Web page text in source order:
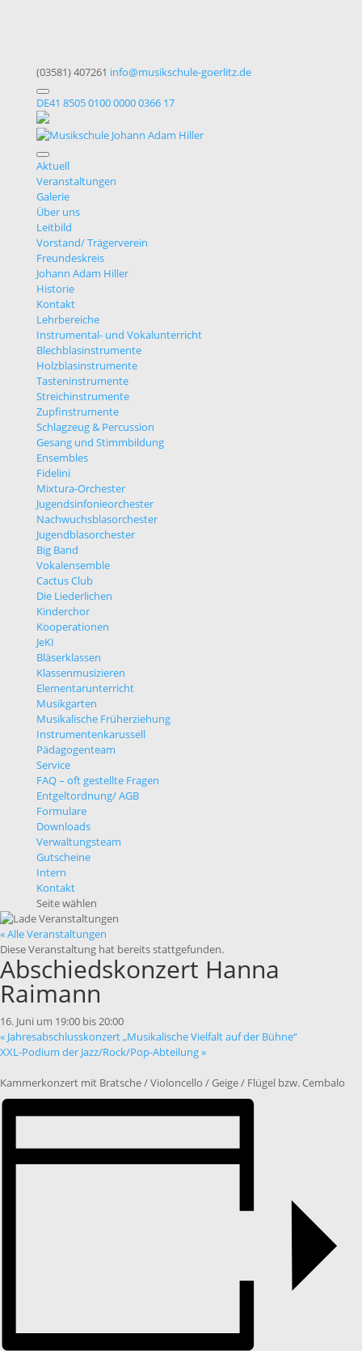
(03581) 407261 info@musikschule-goerlitz.de
DE41 8505 0100 0000 0366 17
Aktuell
Veranstaltungen
Galerie
Über uns
Leitbild
Vorstand/ Trägerverein
Freundeskreis
Johann Adam Hiller
Historie
Kontakt
Lehrbereiche
Instrumental- und Vokalunterricht
Blechblasinstrumente
Holzblasinstrumente
Tasteninstrumente
Streichinstrumente
Zupfinstrumente
Schlagzeug & Percussion
Gesang und Stimmbildung
Ensembles
Fidelini
Mixtura-Orchester
Jugendsinfonieorchester
Nachwuchsblasorchester
Jugendblasorchester
Big Band
Vokalensemble
Cactus Club
Die Liederlichen
Kinderchor
Kooperationen
JeKI
Bläserklassen
Klassenmusizieren
Elementarunterricht
Musikgarten
Musikalische Früherziehung
Instrumentenkarussell
Pädagogenteam
Service
FAQ – oft gestellte Fragen
Entgeltordnung/ AGB
Formulare
Downloads
Verwaltungsteam
Gutscheine
Intern
Kontakt
Seite wählen
« Alle Veranstaltungen
Diese Veranstaltung hat bereits stattgefunden.
Abschiedskonzert Hanna
Raimann
16. Juni um 19:00 bis20:00
« Jahresabschlusskonzert „Musikalische Vielfalt auf der Bühne“
XXL-Podium der Jazz/Rock/Pop-Abteilung»
Kammerkonzert mit Bratsche / Violoncello / Geige / Flügel bzw. Cembalo